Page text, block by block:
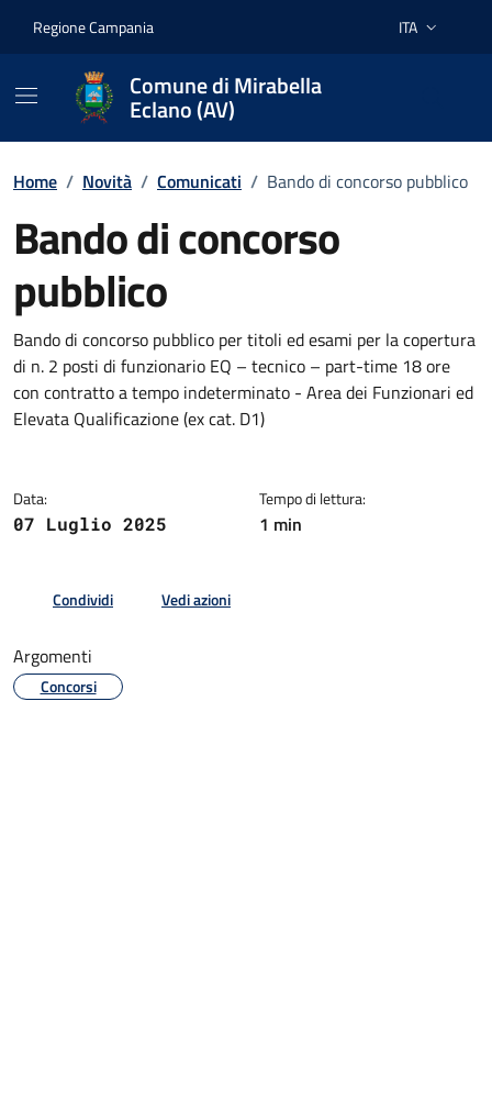
Regione Campania Lingua attiva:
ITA
Comune di Mirabella
Eclano (AV)
Home / Novità / Comunicati / Bando di concorso pubblico
Bando di concorso
pubblico
Dettagli della notizia
Bando di concorso pubblico per titoli ed esami per la copertura
di n. 2 posti di funzionario EQ – tecnico – part-time 18 ore
con contratto a tempo indeterminato - Area dei Funzionari ed
Elevata Qualificazione (ex cat. D1)
Data:
07 Luglio 2025
Tempo di lettura:
1 min
Condividi Vedi azioni
Argomenti
Concorsi